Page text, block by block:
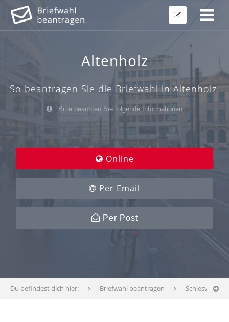
Altenholz
So beantragen Sie die Briefwahl in Altenholz.
Bitte beachten Sie folgende Informationen
Online
Per Email
Per Post
Du befindest dich hier: Briefwahl beantragen Schleswig-